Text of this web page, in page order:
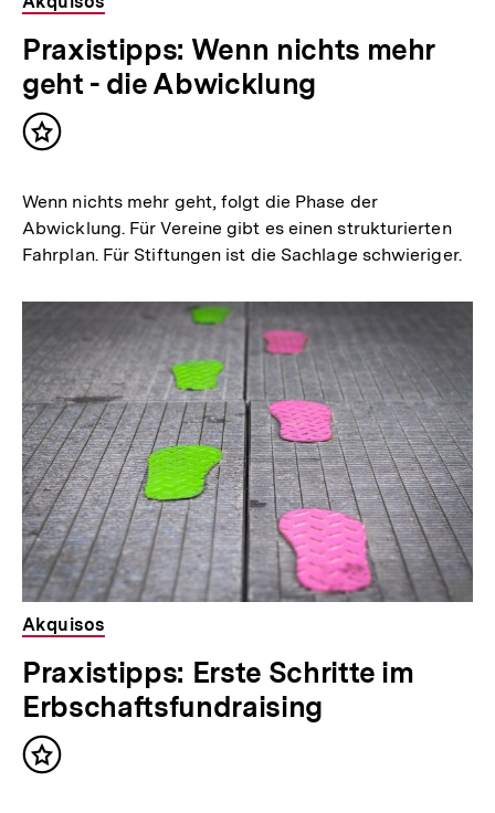
Praxistipps: Wenn nichts mehr
geht - die Abwicklung
Inhalt
Wenn nichts mehr geht, folgt die Phase der
Abwicklung. Für Vereine gibt es einen strukturierten
Fahrplan. Für Stiftungen ist die Sachlage schwieriger.
Akquisos
Praxistipps: Erste Schritte im
Erbschaftsfundraising
Inhalt